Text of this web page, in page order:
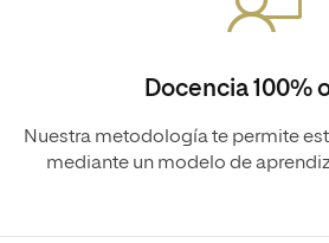
Docencia 100%
Nuestra metodología te permite
mediante un modelo de